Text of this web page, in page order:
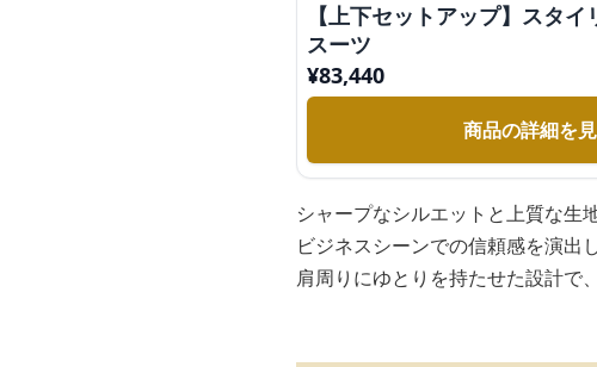
【上下セットアップ】スタ
スーツ
¥83,440
商品の詳細を
シャープなシルエットと上質な生
ビジネスシーンでの信頼感を演出
肩周りにゆとりを持たせた設計で